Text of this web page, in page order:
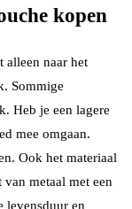
kopen
alleen naar het
Sommige
Heb je een lagere
mee omgaan.
Ook het materiaal
metaal met een
levensduur en